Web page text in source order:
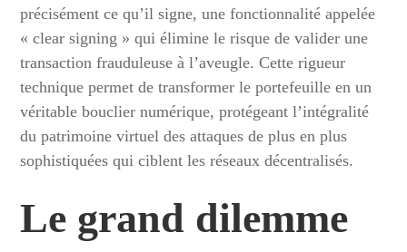
précisément ce qu’il signe, une fonctionnalité appelée
« clear signing » qui élimine le risque de valider une
transaction frauduleuse à l’aveugle. Cette rigueur
technique permet de transformer le portefeuille en un
véritable bouclier numérique, protégeant l’intégralité
du patrimoine virtuel des attaques de plus en plus
sophistiquées qui ciblent les réseaux décentralisés.
Le grand dilemme